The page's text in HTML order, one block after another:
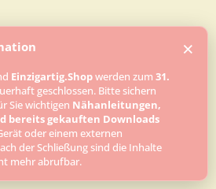
Einzigartig.Shopwerden zum 31.
geschlossen. Bitte sichern
Sie wichtigen Nähanleitungen,
bereits gekauften Downloads
oder einem externen
der Schließung sind die Inhalte
mehr abrufbar.
×